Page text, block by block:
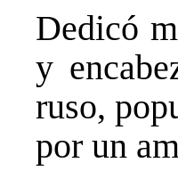
Dedicó
y
ruso,
por un